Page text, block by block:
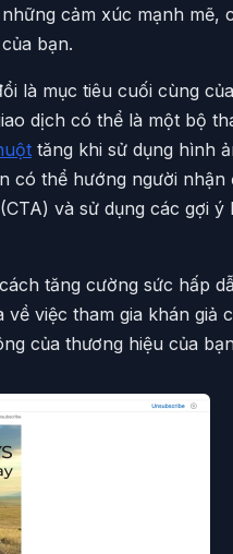
cảm xúc mạnh mẽ,
bạn.
là mục tiêu cuối cùng
dịch có thể là một bộ
tăng khi sử dụng hình
có thể hướng người
và sử dụng các gợi
tăng cường sức hấp
về việc tham gia khán giả
của thương hiệu của